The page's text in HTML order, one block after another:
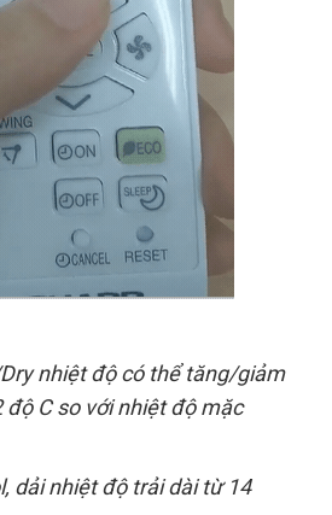
nhiệt độ có thể tăng/giảm
độ C so với nhiệt độ mặc
dải nhiệt độ trải dài từ 14